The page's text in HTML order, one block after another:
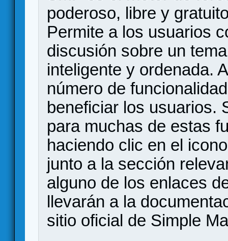
poderoso, libre y
Permite a los usuarios
discusión sobre un
inteligente y ordenada.
número de
beneficiar los usuarios.
para muchas de estas
haciendo clic en el
junto a la sección
alguno de los enlaces
llevarán a la
sitio oficial de Simple